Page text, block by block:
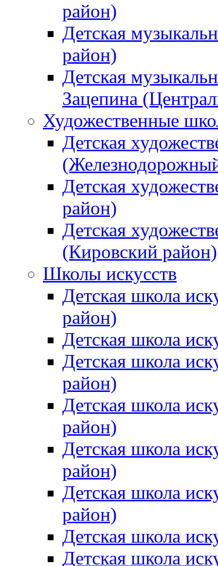
район)
Детская
район)
Детская
Зацепина
Художественные
Детская
Детская
район)
Детская
(Кировский район)
Школы искусств
Детская школа
район)
Детская школа
Детская школа
район)
Детская школа
район)
Детская школа
район)
Детская школа
район)
Детская школа
Детская школа